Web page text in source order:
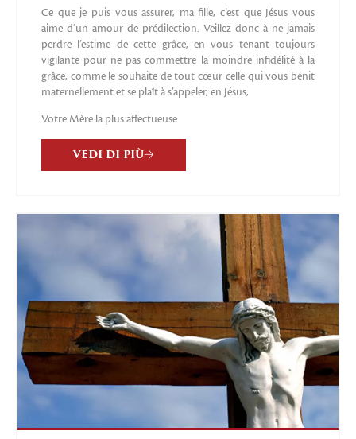
Ce que je puis vous assurer, ma fille, c’est que Jésus vous
aime d’un amour de prédilection. Veillez donc à ne jamais
perdre l’estime de cette grâce, en vous tenant toujours
vigilante pour ne pas commettre la moindre infidélité à la
grâce, comme le souhaite de tout cœur celle qui vous bénit
maternellement et se plaît à s’appeler, en Jésus,
Votre Mère la plus affectueuse
VEDI DI PIÙ